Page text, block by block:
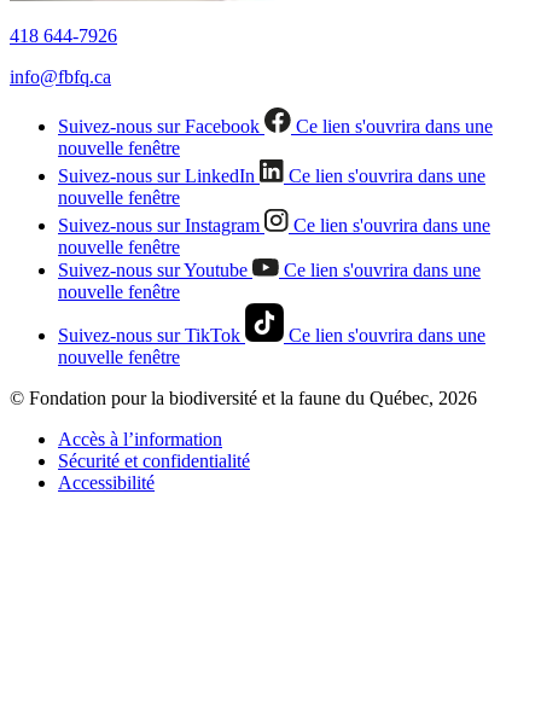
418 644-7926
info@fbfq.ca
Suivez-nous sur Facebook
Ce lien s'ouvrira dans une
nouvelle fenêtre
Suivez-nous sur LinkedIn
Ce lien s'ouvrira dans une
nouvelle fenêtre
Suivez-nous sur Instagram
Ce lien s'ouvrira dans une
nouvelle fenêtre
Suivez-nous sur Youtube
Ce lien s'ouvrira dans une
nouvelle fenêtre
Suivez-nous sur TikTok
Ce lien s'ouvrira dans une
nouvelle fenêtre
© Fondation pour la biodiversité et la faune du Québec, 2026
Accès à l’information
Sécurité et confidentialité
Accessibilité